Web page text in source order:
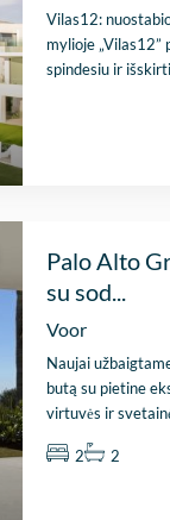
Vilas12:
mylioje
spindesiu ir
Palo Alto
su sod...
Voor
Naujai
butą su pietine
virtuvės ir
2 2